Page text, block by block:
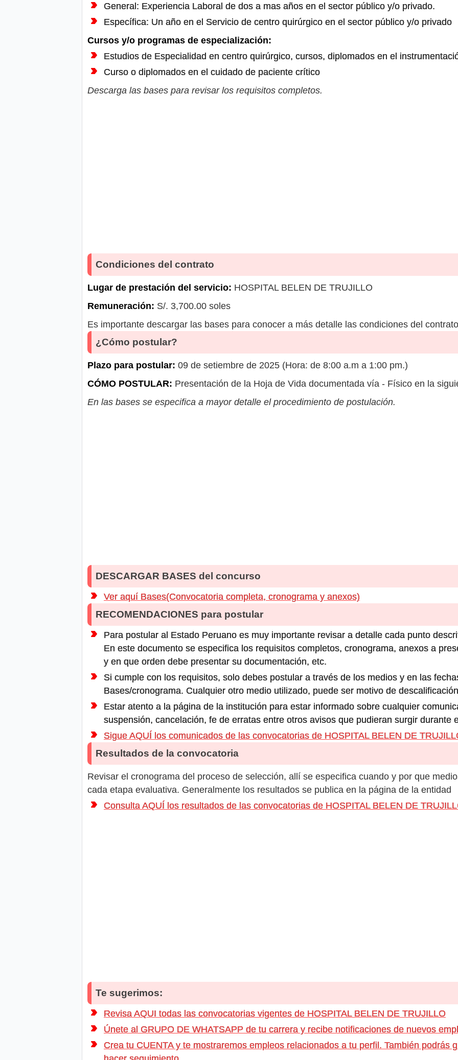
General: Experiencia Laboral de dos a mas años en el sector público y/o privado.
Específica: Un año en el Servicio de centro quirúrgico en el sector público y/o privado
Cursos y/o programas de especialización:
Estudios de Especialidad en centro quirúrgico, cursos, diplomados en el
Curso o diplomados en el cuidado de paciente crítico
Descarga las bases para revisar los requisitos completos.
Condiciones del contrato
Lugar de prestación del servicio: HOSPITAL BELEN DE TRUJILLO
Remuneración: S/. 3,700.00 soles
Es importante descargar las bases para conocer a más detalle las condiciones del
¿Cómo postular?
Plazo para postular: 09 de setiembre de 2025 (Hora: de 8:00 a.m a 1:00 pm.)
CÓMO POSTULAR: Presentación de la Hoja de Vida documentada vía - Físico en la
En las bases se especifica a mayor detalle el procedimiento de postulación.
DESCARGAR BASES del concurso
Ver aquí Bases(Convocatoria completa, cronograma y anexos)
RECOMENDACIONES para postular
Para postular al Estado Peruano es muy importante revisar a detalle cada punto
En este documento se especifica los requisitos completos, cronograma, anexos a
y en que orden debe presentar su documentación, etc.
Si cumple con los requisitos, solo debes postular a través de los medios y en las
Bases/cronograma. Cualquier otro medio utilizado, puede ser motivo de
Estar atento a la página de la institución para estar informado sobre cualquier
suspensión, cancelación, fe de erratas entre otros avisos que pudieran surgir durante
Sigue AQUÍ los comunicados de las convocatorias de HOSPITAL BELEN DE
Resultados de la convocatoria
Revisar el cronograma del proceso de selección, allí se especifica cuando y por que
cada etapa evaluativa. Generalmente los resultados se publica en la página de la entidad
Consulta AQUÍ los resultados de las convocatorias de HOSPITAL BELEN DE
Te sugerimos:
Revisa AQUI todas las convocatorias vigentes de HOSPITAL BELEN DE TRUJILLO
Únete al GRUPO DE WHATSAPP de tu carrera y recibe notificaciones de nuevos
Crea tu CUENTA y te mostraremos empleos relacionados a tu perfil. También podrás